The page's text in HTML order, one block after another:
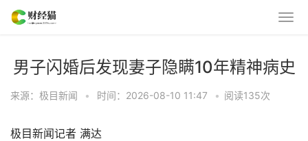
男子闪婚后发现妻子隐瞒10年精神病史
来源：极目新闻 • 时间：2026-08-10 11:47 • 阅读135次
极目新闻记者 满达